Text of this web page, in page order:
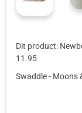
Dit product:
11.95
Swaddle - Moons